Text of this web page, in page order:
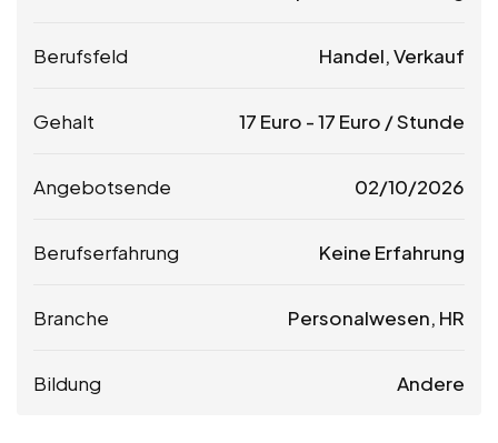
Berufsfeld Handel, Verkauf
Gehalt 17 Euro -17 Euro / Stunde
Angebotsende 02/10/2026
Berufserfahrung Keine Erfahrung
Branche Personalwesen, HR
Bildung Andere